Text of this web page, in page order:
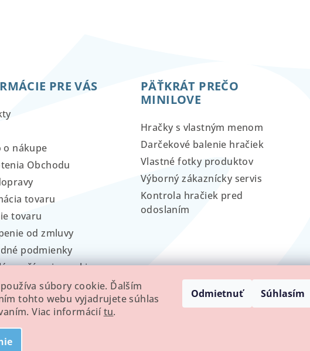
súbory cookie. Ďalším
tohto webu vyjadrujete súhlas
Viac informáciítu.
Odmietnuť Súhlasím
PRE VÁS
o nákupe
Obchodu
tovaru
tovaru
od zmluvy
podmienky
používania cookies
PÄŤKRÁT PREČO
MINILOVE
Hračky s vlastným menom
Darčekové balenie hračiek
Vlastné fotky produktov
Výborný zákaznícky servis
Kontrola hračiek pred
odoslaním